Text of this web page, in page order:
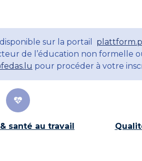
sur la portail
de l’éducation non formelle
pour procéder à votre
santé au travail